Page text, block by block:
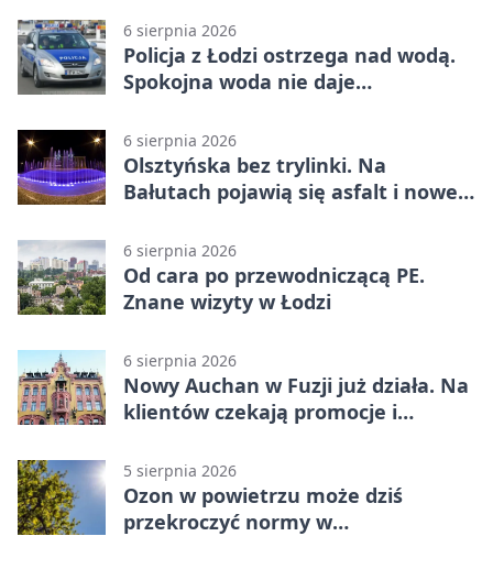
6 sierpnia 2026
Policja z Łodzi ostrzega nad wodą.
Spokojna woda nie daje
6 sierpnia 2026
Olsztyńska bez trylinki. Na
Bałutach pojawią się asfalt i nowe
6 sierpnia 2026
Od cara po przewodniczącą PE.
Znane wizyty w Łodzi
6 sierpnia 2026
Nowy Auchan w Fuzji już działa. Na
klientów czekają promocje i
5 sierpnia 2026
Ozon w powietrzu może dziś
przekroczyć normy w